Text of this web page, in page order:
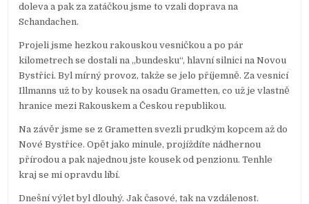
doleva a pak za zatáčkou jsme to vzali doprava na
Schandachen.
Projeli jsme hezkou rakouskou vesničkou a po pár
kilometrech se dostali na „bundesku“, hlavní silnici na Novou
Bystřici. Byl mírný provoz, takže se jelo příjemně. Za vesnicí
Illmanns už to by kousek na osadu Grametten, co už je vlastně
hranice mezi Rakouskem a Českou republikou.
Na závěr jsme se z Grametten svezli prudkým kopcem až do
Nové Bystřice. Opět jako minule, projíždíte nádhernou
přírodou a pak najednou jste kousek od penzionu. Tenhle
kraj se mi opravdu líbí.
Dnešní výlet byl dlouhý. Jak časové, tak na vzdálenost.